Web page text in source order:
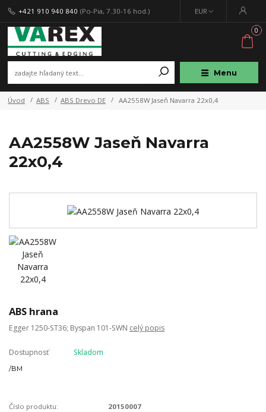
Menu
EUR
+421 910 940 840 (Po-Pia, 7.30-16 hod.)
0
Úvod ABS ABS Drevo DE AA2558W Jaseň Navarra 22x0,4
AA2558W Jaseň Navarra
22x0,4
ABS hrana
Egger 1250-ST36; Byspan 101-SWN celý popis
Dostupnosť Skladom
/BM
Číslo produktu:
20150007